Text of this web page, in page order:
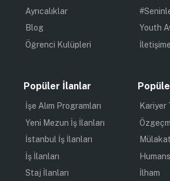
Ayrıcalıklar
Blog
Öğrenci Kulüpleri
Youth
Popüler İlanlar
İşe Alım Programları
Yeni Mezun İş İlanları
İstanbul İş İlanları
İş İlanları
Staj İlanları
Kariyer
Mülakat
İlham